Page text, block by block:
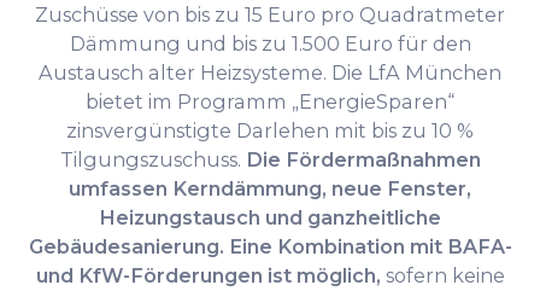
Zuschüsse von bis zu 15 Euro pro Quadratmeter
Dämmung und bis zu 1.500 Euro für den
Austausch alter Heizsysteme. Die LfA München
bietet im Programm „EnergieSparen“
zinsvergünstigte Darlehen mit bis zu 10 %
Tilgungszuschuss. Die Fördermaßnahmen
umfassen Kerndämmung, neue Fenster,
Heizungstausch und ganzheitliche
Gebäudesanierung. Eine Kombination mit BAFA-
und KfW-Förderungen ist möglich, sofern keine